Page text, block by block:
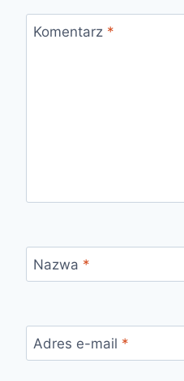
Komentarz *
Nazwa *
Adres e-mail *